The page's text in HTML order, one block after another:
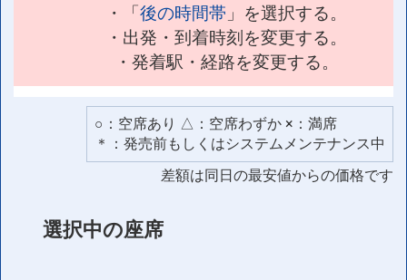
・「後の時間帯 」を選択する。
・出発・到着時刻を変更する。
・発着駅・経路を変更する。
○：空席あり △：空席わずか ×：満席
＊：発売前もしくはシステムメンテナンス中
差額は同日の最安値からの価格です
選択中の座席